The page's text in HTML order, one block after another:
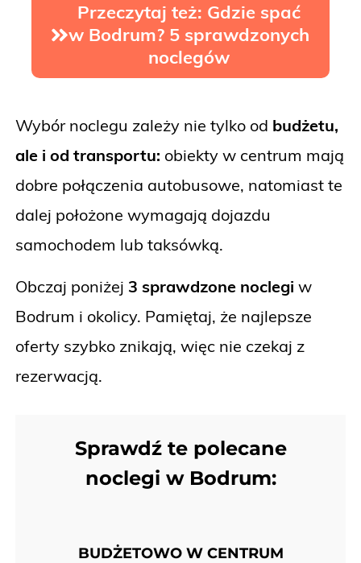
Przeczytaj też: Gdzie spać
w Bodrum? 5 sprawdzonych
noclegów
Wybór noclegu zależy nie tylko od budżetu,
ale i od transportu: obiekty w centrum mają
dobre połączenia autobusowe, natomiast te
dalej położone wymagają dojazdu
samochodem lub taksówką.
Obczaj poniżej 3 sprawdzone noclegi w
Bodrum i okolicy. Pamiętaj, że najlepsze
oferty szybko znikają, więc nie czekaj z
rezerwacją.
Sprawdź te polecane
noclegi w Bodrum:
BUDŻETOWO W CENTRUM